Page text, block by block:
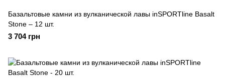
Базальтовые камни из вулканической лавы inSPORTline Basalt
Stone – 12 шт.
3 704 грн